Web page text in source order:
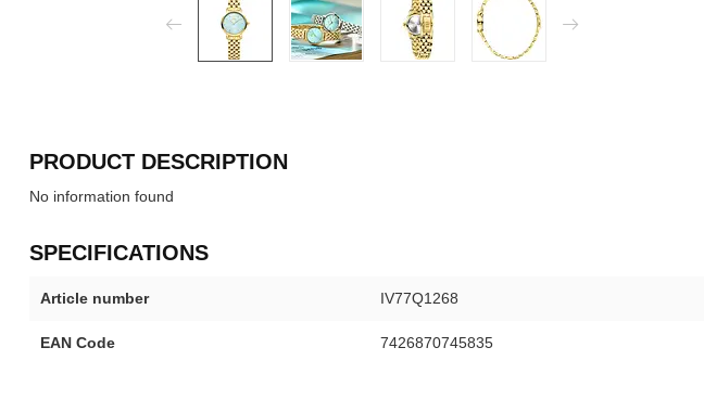
PRODUCT DESCRIPTION
No information found
SPECIFICATIONS
Article number IV77Q1268
EAN Code 7426870745835